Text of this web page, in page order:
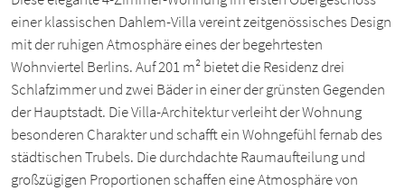
einer klassischen Dahlem-Villa vereint zeitgenössisches Design
mit der ruhigen Atmosphäre eines der begehrtesten
Wohnviertel Berlins. Auf 201 m² bietet die Residenz drei
Schlafzimmer und zwei Bäder in einer der grünsten Gegenden
der Hauptstadt. Die Villa-Architektur verleiht der Wohnung
besonderen Charakter und schafft ein Wohngefühl fernab des
städtischen Trubels. Die durchdachte Raumaufteilung und
großzügigen Proportionen schaffen eine Atmosphäre von